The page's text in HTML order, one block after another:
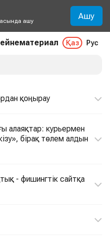
ашу Ашу
Қаз Рус
қоңырау
алаяқтар: курьермен
бірақ төлем алдын
- фишингтік сайтқа